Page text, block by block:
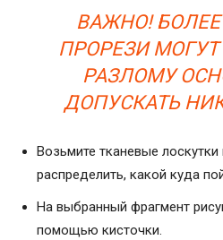
ВАЖНО!
ПРОРЕЗИ
РАЗЛОМУ
ДОПУСКАТЬ
Возьмите тканевые лоскутки
распределить, какой куда
На выбранный фрагмент
помощью кисточки.